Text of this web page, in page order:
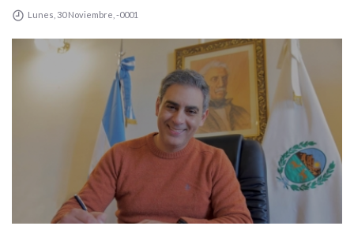
GABINETE
Lunes, 30 Noviembre, -0001